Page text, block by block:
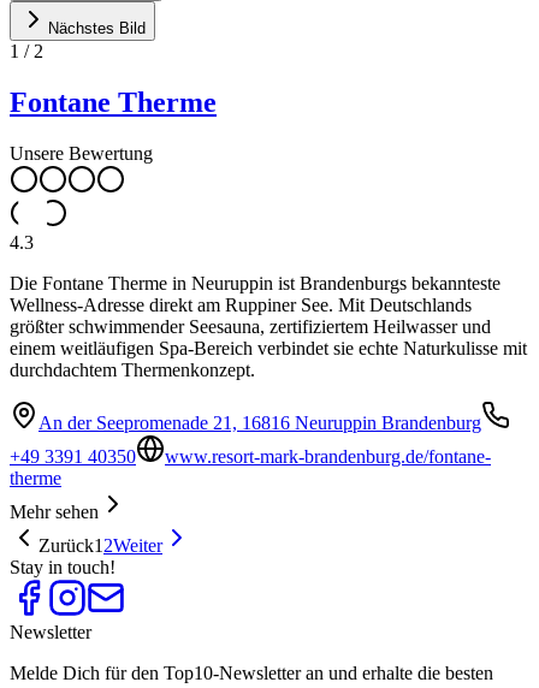
Nächstes Bild
1 / 2
Fontane Therme
Unsere Bewertung
4.3
Die Fontane Therme in Neuruppin ist Brandenburgs bekannteste
Wellness-Adresse direkt am Ruppiner See. Mit Deutschlands
größter schwimmender Seesauna, zertifiziertem Heilwasser und
einem weitläufigen Spa-Bereich verbindet sie echte Naturkulisse mit
durchdachtem Thermenkonzept.
An der Seepromenade 21, 16816 Neuruppin Brandenburg
+49 3391 40350
www.resort-mark-brandenburg.de/fontane-
therme
Mehr sehen
Zurück1 2Weiter
Stay in touch!
Newsletter
Melde Dich für den Top10-Newsletter an und erhalte die besten